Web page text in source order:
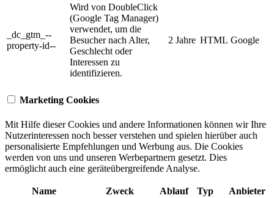
_dc_gtm_--
property-id--
Wird von DoubleClick
(Google Tag Manager)
verwendet, um die
Besucher nach Alter,
Geschlecht oder
Interessen zu
identifizieren.
2 Jahre HTML Google
Marketing Cookies
Mit Hilfe dieser Cookies und andere Informationen können wir Ihre
Nutzerinteressen noch besser verstehen und spielen hierüber auch
personalisierte Empfehlungen und Werbung aus. ​Die Cookies
werden von uns und unseren Werbepartnern gesetzt. Dies
ermöglicht auch eine geräteübergreifende Analyse.
Name Zweck Ablauf Typ Anbieter